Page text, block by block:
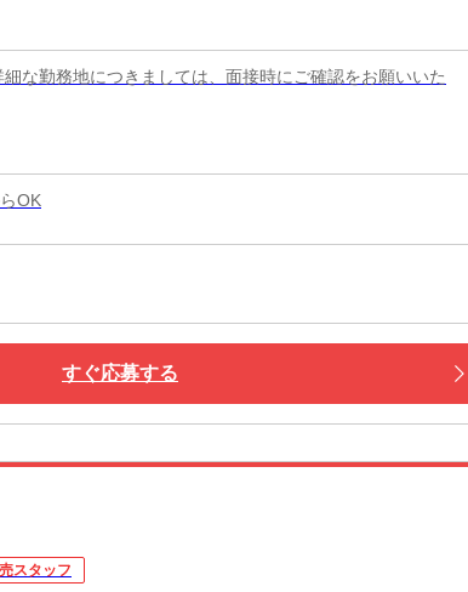
な勤務地につきましては、面接時にご確認をお願いいた
OK
すぐ応募する
スタッフ